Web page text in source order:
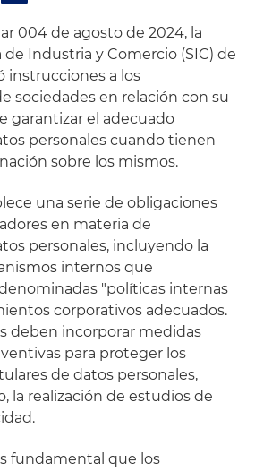
004 de agosto de 2024, la
Industria y Comercio (SIC) de
instrucciones a los
sociedades en relación con su
garantizar el adecuado
personales cuando tienen
sobre los mismos.
una serie de obligaciones
en materia de
personales, incluyendo la
internos que
"políticas internas
corporativos adecuados.
deben incorporar medidas
para proteger los
de datos personales,
la realización de estudios de
fundamental que los